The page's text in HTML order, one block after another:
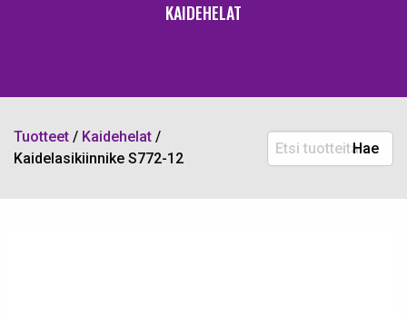
KAIDEHELAT
Tuotteet / Kaidehelat /
Kaidelasikiinnike S772-12
Etsi
tuotteita:
Hae